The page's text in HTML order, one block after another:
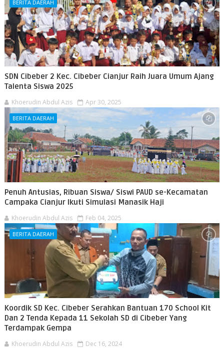
BERITA DAERAH
SDN Cibeber 2 Kec. Cibeber Cianjur Raih Juara Umum Ajang
Talenta Siswa 2025
Khoerudin Abdul Azis Apr 30, 2025
BERITA DAERAH
Penuh Antusias, Ribuan Siswa/ Siswi PAUD se-Kecamatan
Campaka Cianjur Ikuti Simulasi Manasik Haji
Khoerudin Abdul Azis Feb 04, 2025
BERITA DAERAH
Koordik SD Kec. Cibeber Serahkan Bantuan 170 School Kit
Dan 2 Tenda Kepada 11 Sekolah SD di Cibeber Yang
Terdampak Gempa
Khoerudin Abdul Azis Dec 16, 2024